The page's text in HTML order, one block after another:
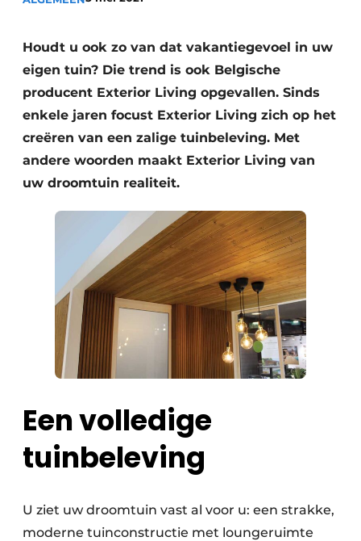
Privacy / Cookie statement
Video’s
Houdt u ook zo van dat vakantiegevoel in uw
eigen tuin? Die trend is ook Belgische
producent Exterior Living opgevallen. Sinds
enkele jaren focust Exterior Living zich op het
creëren van een zalige tuinbeleving. Met
andere woorden maakt Exterior Living van
uw droomtuin realiteit.
Een volledige
tuinbeleving
U ziet uw droomtuin vast al voor u: een strakke,
moderne tuinconstructie met loungeruimte